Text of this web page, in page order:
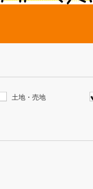
土地・売地